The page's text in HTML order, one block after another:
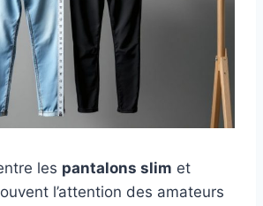
les pantalons slim et
l’attention des amateurs